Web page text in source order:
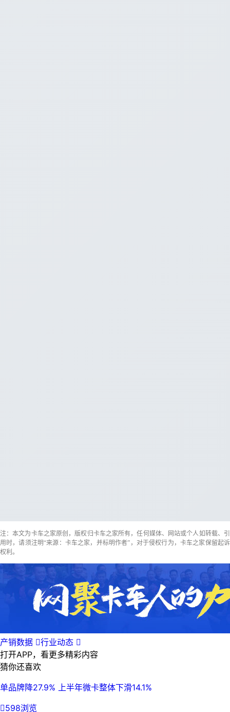
注：本文为卡车之家原创，版权归卡车之家所有，任何媒体、网站或个人如转载、引
用时，请须注明“来源：卡车之家，并标明作者”，对于侵权行为，卡车之家保留起诉
权利。
产销数据 行业动态 
打开APP，看更多精彩内容
猜你还喜欢
单品牌降27.9% 上半年微卡整体下滑14.1%
598浏览